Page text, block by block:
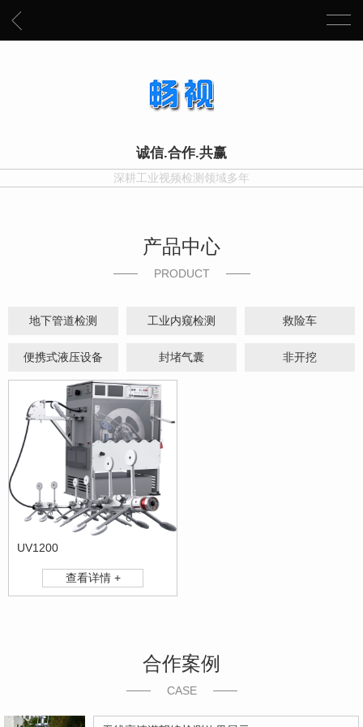
诚信.合作.共赢
深耕工业视频检测领域多年
产品中心
PRODUCT
地下管道检测 工业内窥检测 救险车
便携式液压设备 封堵气囊 非开挖
UV1200
查看详情 +
合作案例
CASE